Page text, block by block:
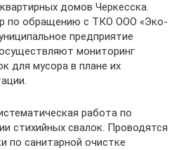
домов Черкесска.
по обращению с ТКО ООО «Эко-
предприятие
мониторинг
для мусора в плане их
работа по
стихийных свалок. Проводятся
по санитарной очистке